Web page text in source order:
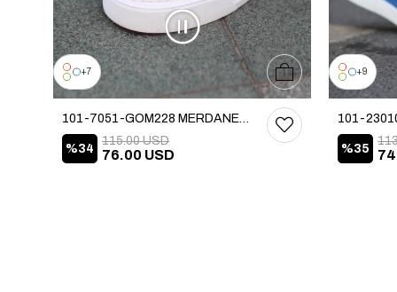
7
101-7051-GOM228 MERDANE AYAKKABI
%34 76.00 USD
115.00 USD
3940414243 44 45 9
%35